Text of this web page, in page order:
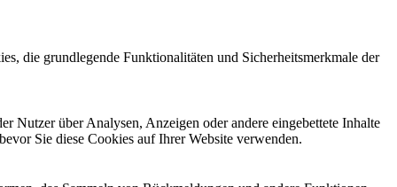
die grundlegende Funktionalitäten und Sicherheitsmerkmale der
Nutzer über Analysen, Anzeigen oder andere eingebettete Inhalte
Sie diese Cookies auf Ihrer Website verwenden.